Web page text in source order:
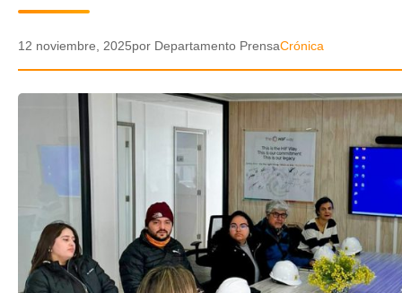
AUDIOS
VIDEOS
GALERIA DE FOTOS
APP MÓVIL
TRANSPARENCIA
12 noviembre, 2025por Departamento PrensaCrónica